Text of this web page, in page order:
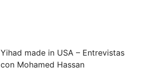
Yihad made in USA – Entrevistas
con Mohamed Hassan